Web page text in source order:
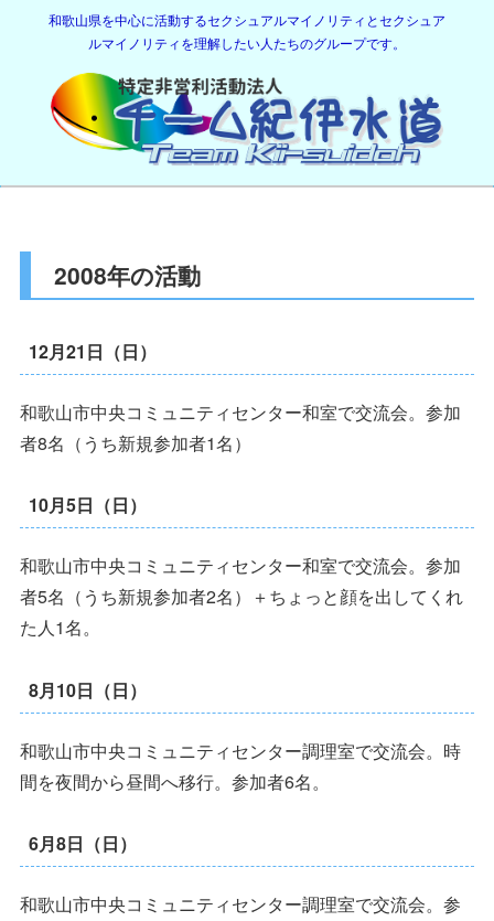
和歌山県を中心に活動するセクシュアルマイノリティとセクシュア
ルマイノリティを理解したい人たちのグループです。
2008年の活動
12月21日（日）
和歌山市中央コミュニティセンター和室で交流会。参加
者8名（うち新規参加者1名）
10月5日（日）
和歌山市中央コミュニティセンター和室で交流会。参加
者5名（うち新規参加者2名）＋ちょっと顔を出してくれ
た人1名。
8月10日（日）
和歌山市中央コミュニティセンター調理室で交流会。時
間を夜間から昼間へ移行。参加者6名。
6月8日（日）
和歌山市中央コミュニティセンター調理室で交流会。参